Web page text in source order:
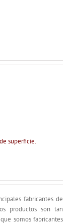
superficie.
fabricantes de
productos son tan
somos fabricantes